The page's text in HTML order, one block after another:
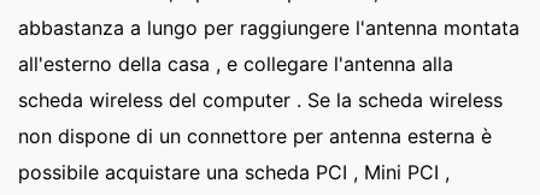
abbastanza a lungo per raggiungere l'antenna montata
all'esterno della casa , e collegare l'antenna alla
scheda wireless del computer . Se la scheda wireless
non dispone di un connettore per antenna esterna è
possibile acquistare una scheda PCI , Mini PCI ,